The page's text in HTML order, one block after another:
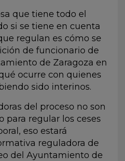
que tiene todo el
si se tiene en cuenta
regulan es cómo se
de funcionario de
de Zaragoza en
ocurre con quienes
sido interinos.
del proceso no son
para regular los ceses
eso estará
reguladora de
del Ayuntamiento de